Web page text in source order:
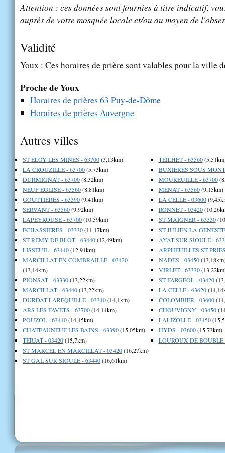
Attention : ces données sont fournies à titre indicatif,
auprès de votre mosquée locale et/ou au moyen de
Validité
Youx : Ces horaires de prière sont valables pour la ville
Proche de Youx
Horaires de prières 63 Puy-de-Dôme
Horaires de prières Auvergne
Autres villes
ST ELOY LES MINES - 63700(3,13km)
LA CROUZILLE - 63700(5,73km)
DURMIGNAT - 63700(8,32km)
NEUF EGLISE - 63560(8,81km)
GOUTTIERES - 63390(9,41km)
SERVANT - 63560(9,92km)
LAPEYROUSE - 63700(10,59km)
ECHASSIERES - 03330(11,17km)
ST REMY DE BLOT - 63440(12,49km)
LISSEUIL - 63440(12,91km)
MARCILLAT EN COMBRAILLE - 03420
(13,14km)
PIONSAT - 63330(13,22km)
MARCILLAT - 63440(13,22km)
DURDAT LAREQUILLE - 03310(14,1km)
ARS LES FAVETS - 63700(14,14km)
POUZOL - 63440(14,45km)
CHATEAUNEUF LES BAINS - 63390(15,05km)
TERJAT - 03420(15,7km)
ST MARCEL EN MARCILLAT - 03420(16,27km)
ST GAL SUR SIOULE - 63440(16,61km)
TEILHET - 63560
BUXIERES SOUS
MOUREUILLE - 63700
MENAT - 63560(9,15km)
LA CELLE - 03600
RONNET - 03420
ST MAIGNER - 63330
ST JULIEN LA
AYAT SUR SIOULE -
ARPHEUILLES ST
NADES - 03450
VIRLET - 63330
ST FARGEOL - 03420
LA CELLE - 63620
COLOMBIER - 03600
CHOUVIGNY - 03450
LALIZOLLE - 03450
HYDS - 03600(15,73km)
LOUROUX DE BOUBLE